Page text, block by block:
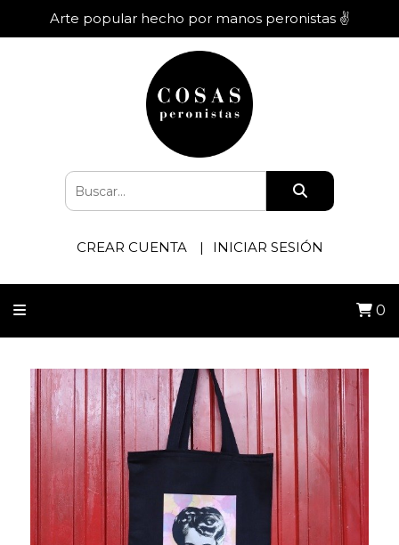
Arte popular hecho por manos peronistas ✌️
CREAR CUENTA INICIAR SESIÓN
0